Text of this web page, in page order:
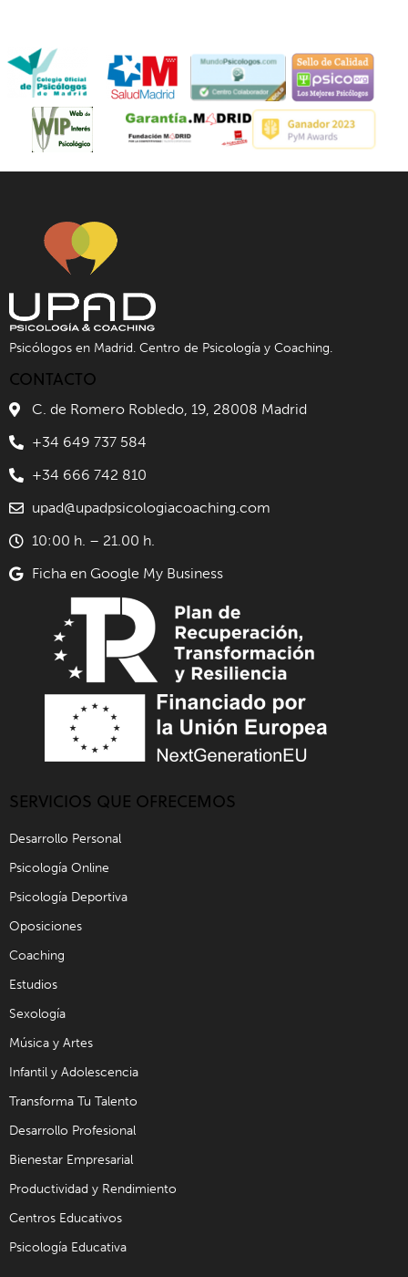
Psicólogos en Madrid. Centro de Psicología y Coaching.
CONTACTO
C. de Romero Robledo, 19, 28008 Madrid
+34 649 737 584
+34 666 742 810
upad@upadpsicologiacoaching.com
10:00 h. – 21.00 h.
Ficha en Google My Business
SERVICIOS QUE OFRECEMOS
Desarrollo Personal
Psicología Online
Psicología Deportiva
Oposiciones
Coaching
Estudios
Sexología
Música y Artes
Infantil y Adolescencia
Transforma Tu Talento
Desarrollo Profesional
Bienestar Empresarial
Productividad y Rendimiento
Centros Educativos
Psicología Educativa